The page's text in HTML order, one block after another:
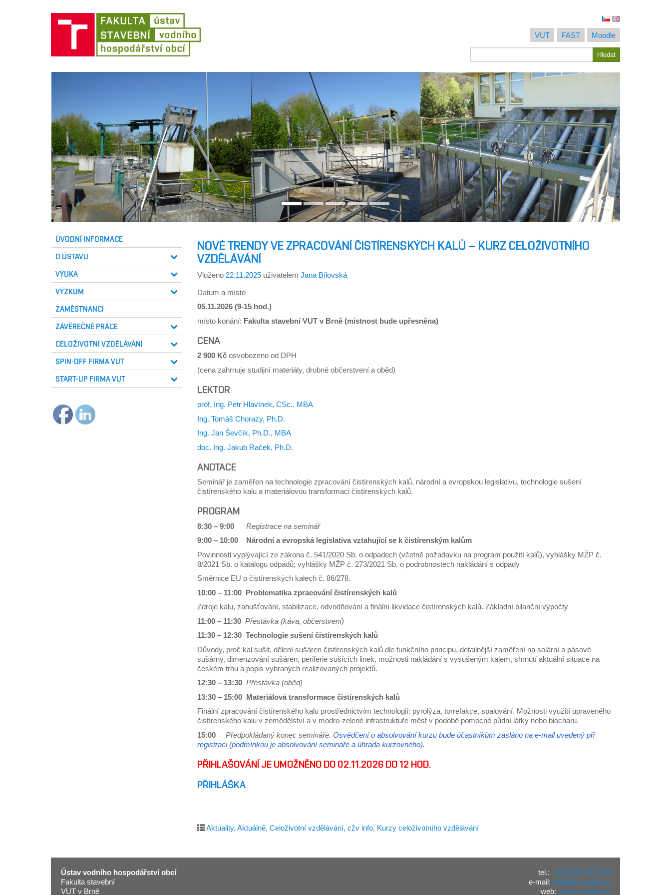
VUT FAST
Moodle
Hledat
ÚVODNÍ INFORMACE
O ÚSTAVU
VÝUKA
VÝZKUM
ZAMĚSTNANCI
ZÁVĚREČNÉ PRÁCE
CELOŽIVOTNÍ VZDĚLÁVÁNÍ
SPIN-OFF FIRMA VUT
START-UP FIRMA VUT
NOVÉ TRENDY VE ZPRACOVÁNÍ ČISTÍRENSKÝCH KALŮ – KURZ CELOŽIVOTNÍHO
VZDĚLÁVÁNÍ
Vloženo 22.11.2025 uživatelem Jana Bílovská
Datum a místo
05.11.2026 (9-15 hod.)
místo konání: Fakulta stavební VUT v Brně (místnost bude upřesněna)
CENA
2 900 Kčosvobozeno od DPH
(cena zahrnuje studijní materiály, drobné občerstvení a oběd)
LEKTOR
prof. Ing. Petr Hlavínek, CSc., MBA
Ing. Tomáš Chorazy, Ph.D.
Ing. Jan Ševčík, Ph.D., MBA
doc. Ing. Jakub Raček, Ph.D.
ANOTACE
Seminář je zaměřen na technologie zpracování čistírenských kalů, národní a evropskou legislativu, technologie sušení
čistírenského kalu a materiálovou transformaci čistírenských kalů.
PROGRAM
8:30 – 9:00 Registrace na seminář
9:00 – 10:00 Národní a evropská legislativa vztahující se k čistírenským kalům
Povinnosti vyplývající ze zákona č. 541/2020 Sb. o odpadech (včetně požadavku na program použití kalů), vyhlášky MŽP č.
8/2021 Sb. o katalogu odpadů; vyhlášky MŽP č. 273/2021 Sb. o podrobnostech nakládání s odpady
Směrnice EU o čistírenských kalech č. 86/278.
10:00 – 11:00 Problematika zpracování čistírenských kalů
Zdroje kalu, zahušťování, stabilizace, odvodňování a finální likvidace čistírenských kalů. Základní bilanční výpočty
11:00 – 11:30 Přestávka (káva, občerstvení)
11:30 – 12:30 Technologie sušení čistírenských kalů
Důvody, proč kal sušit, dělení sušáren čistírenských kalů dle funkčního principu, detailnější zaměření na solární a pásové
sušárny, dimenzování sušáren, periferie sušících linek, možnosti nakládání s vysušeným kalem, shrnutí aktuální situace na
českém trhu a popis vybraných realizovaných projektů.
12:30 – 13:30 Přestávka (oběd)
13:30 – 15:00 Materiálová transformace čistírenských kalů
Finální zpracování čistírenského kalu prostřednictvím technologií: pyrolýza, torrefakce, spalování. Možnosti využití upraveného
čistírenského kalu v zemědělství a v modro-zelené infrastruktuře měst v podobě pomocné půdní látky nebo biocharu.
15:00 Předpokládaný konec semináře. Osvědčení o absolvování kurzu bude účastníkům zasláno na e-mail uvedený při
registraci (podmínkou je absolvování semináře a úhrada kurzovného).
PŘIHLAŠOVÁNÍ JE UMOŽNĚNO DO 02.11.2026 DO 12 HOD.
PŘIHLÁŠKA
Aktuality, Aktuálně, Celoživotní vzdělávání, cžv info, Kurzy celoživotního vzdělávání
Ústav vodního hospodářství obcí
Fakulta stavební
VUT v Brně
tel.: +420 541 147 721
e-mail: vho@fce.vutbr.cz
web: vho.fce.vutbr.cz